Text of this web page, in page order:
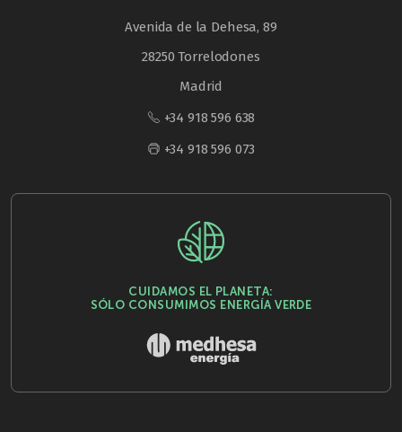
Avenida de la Dehesa, 89
28250 Torrelodones
Madrid
+34 918 596 638
+34 918 596 073
CUIDAMOS EL PLANETA:
SÓLO CONSUMIMOS ENERGÍA VERDE